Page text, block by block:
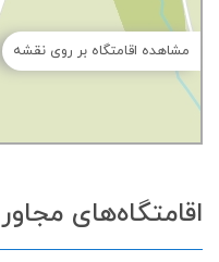
مشاهده اقامتگاه بر روی نقشه
اقامتگاه‌های مجاور